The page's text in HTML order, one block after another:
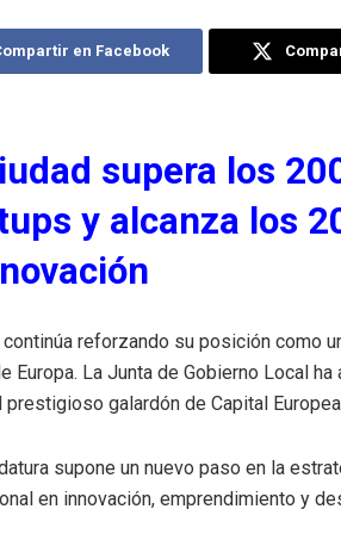
en Facebook
supera los
y alcanza los
continúa reforzando su posición como
Europa. La Junta de Gobierno Local
prestigioso galardón de Capital
supone un nuevo paso en la
en innovación, emprendimiento y